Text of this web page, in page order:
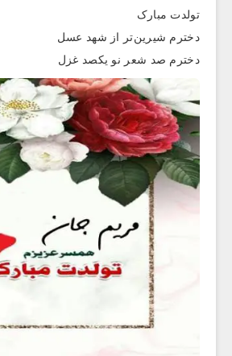
تولدت مبارک
دخترم شیرین‌تر از شهد عسل
دخترم صد شعر نو یکصد غزل